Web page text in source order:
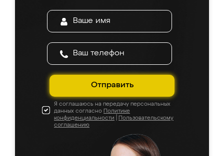
Отправить
Я соглашаюсь на передачу персональных
данных согласно Политике
конфиденциальности
Пользовательскому
соглашению